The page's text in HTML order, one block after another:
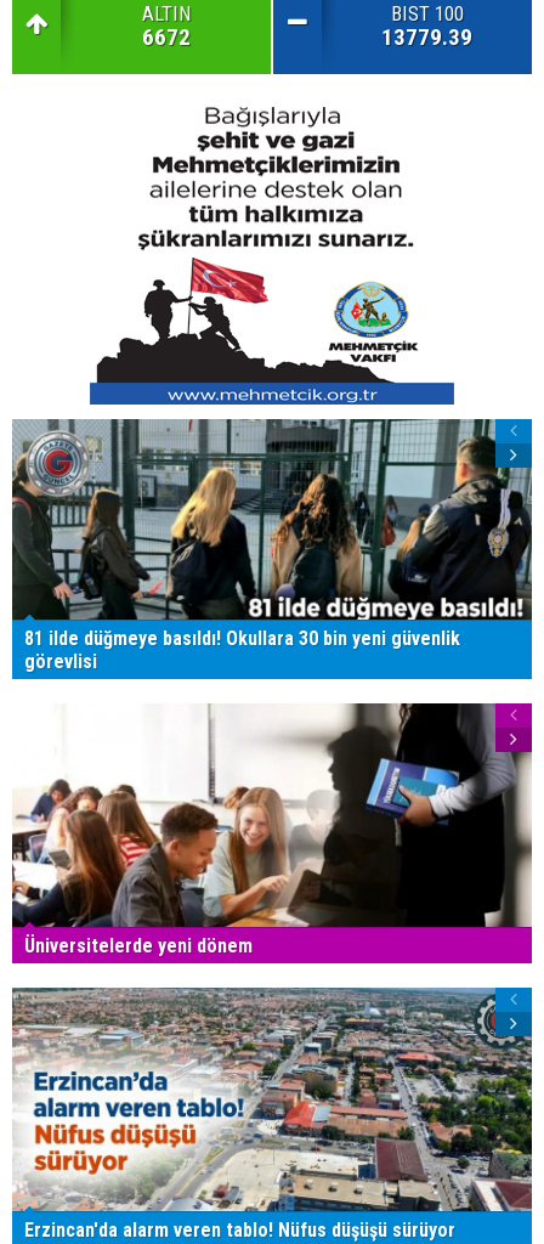
ALTIN
6672
BIST 100
13779.39
81 ilde düğmeye basıldı! Okullara 30 bin yeni güvenlik
görevlisi
Üniversitelerde yeni dönem
Erzincan'da alarm veren tablo! Nüfus düşüşü sürüyor